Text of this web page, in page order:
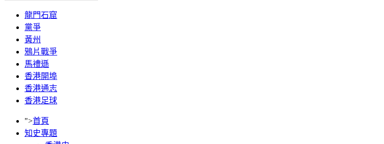
龍門石窟
黨爭
黃州
鴉片戰爭
馬禮遜
香港開埠
香港通志
香港足球
">首頁
知史專題